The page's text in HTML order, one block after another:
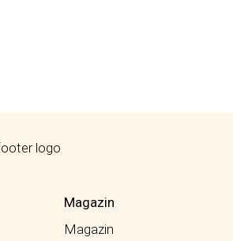
Magazin
Magazin